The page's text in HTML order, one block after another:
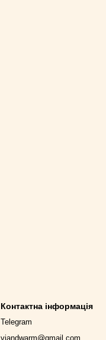
Контактна інформація
Telegram
viandwarm@gmail.com